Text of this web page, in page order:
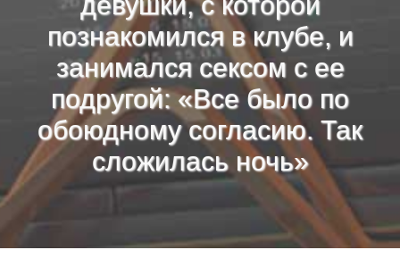
познакомился в клубе, и
занимался сексом с ее
подругой: «Все было по
обоюдному согласию. Так
сложилась ночь»
Правила»
Контакт»